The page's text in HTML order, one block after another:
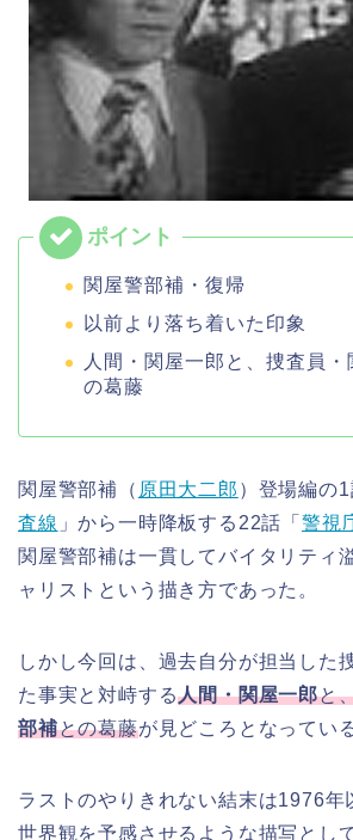
関屋警部補・復帰
以前より落ち着いた印象
人間・関屋一郎と、捜査員・
の葛藤
関屋警部補（ 原田大二郎 ）登場編の1
査線 」から一時降板する22話「警視
関屋警部補は一貫してバイタリティ
ャリストという描き方であった。
しかし今回は、過去自分が担当した
た事実と対峙する人間・関屋一郎と
部補との葛藤が見どころとなっている
ラストのやりきれない結末は1976年
世界観を予感させるような描写とし